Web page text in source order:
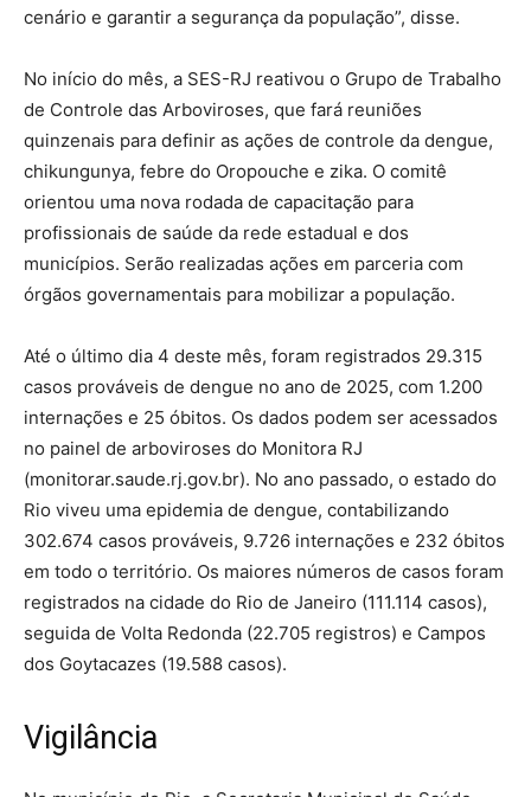
cenário e garantir a segurança da população”, disse.
No início do mês, a SES-RJ reativou o Grupo de Trabalho
de Controle das Arboviroses, que fará reuniões
quinzenais para definir as ações de controle da dengue,
chikungunya, febre do Oropouche e zika. O comitê
orientou uma nova rodada de capacitação para
profissionais de saúde da rede estadual e dos
municípios. Serão realizadas ações em parceria com
órgãos governamentais para mobilizar a população.
Até o último dia 4 deste mês, foram registrados 29.315
casos prováveis de dengue no ano de 2025, com 1.200
internações e 25 óbitos. Os dados podem ser acessados
no painel de arboviroses do Monitora RJ
(monitorar.saude.rj.gov.br). No ano passado, o estado do
Rio viveu uma epidemia de dengue, contabilizando
302.674 casos prováveis, 9.726 internações e 232 óbitos
em todo o território. Os maiores números de casos foram
registrados na cidade do Rio de Janeiro (111.114 casos),
seguida de Volta Redonda (22.705 registros) e Campos
dos Goytacazes (19.588 casos).
Vigilância